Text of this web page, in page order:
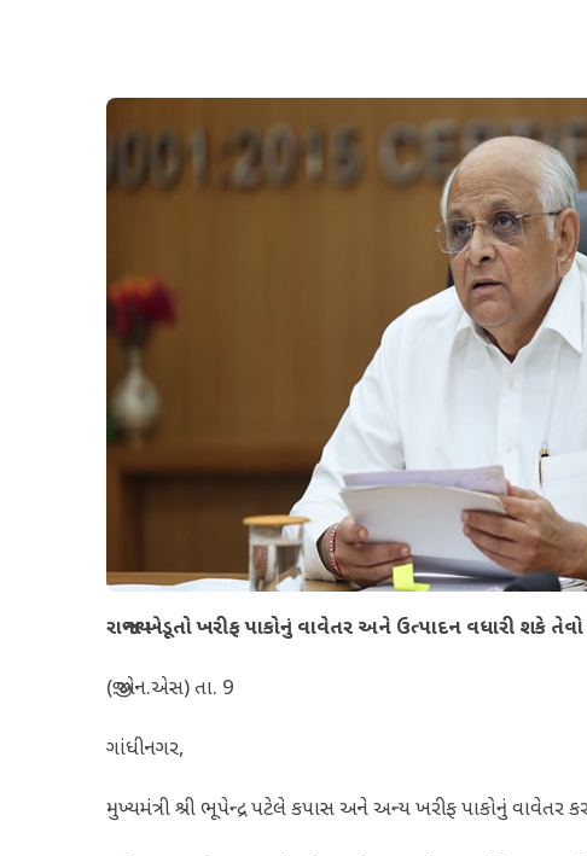
રાજ્યના ખેડૂતો ખરીફ પાકોનું વાવેતર અને ઉત્પાદન વધારી શકે
(જી.એન.એસ) તા. 9
ગાંધીનગર,
મુખ્યમંત્રી શ્રી ભૂપેન્દ્ર પટેલે કપાસ અને અન્ય ખરીફ પાકોનું વાવેતર